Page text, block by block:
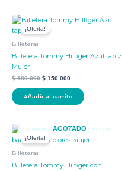
¡Oferta!
Billeteras
Billetera Tommy Hilfiger Azul tapiz
Mujer
$180.000
precio
original
$ 150.000
El
precio
Añadir al carrito
AGOTADO
¡Oferta!
Billeteras
Billetera Tommy Hilfiger con
precio
original
El
precio
actual